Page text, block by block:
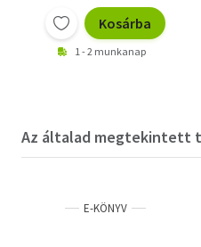
Kosárba
1 - 2 munkanap
Az általad megtekintett
E-KÖNYV